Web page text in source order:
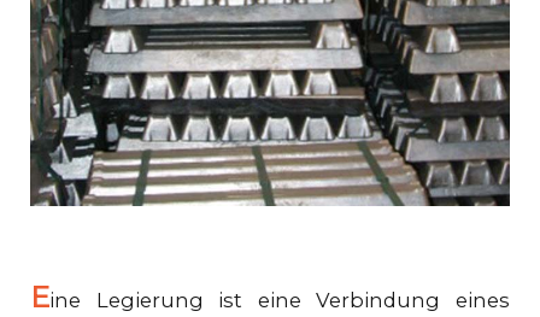
Eine Legierung ist eine Verbindung eines